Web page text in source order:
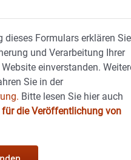
dieses Formulars erklären Sie
und Verarbeitung Ihrer
einverstanden.
Sie in der
Bitte lesen Sie hier auch
die Veröffentlichung von